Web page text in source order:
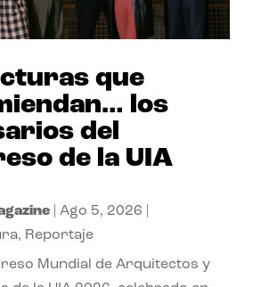
que
los
del
de la UIA
| Ago 5, 2026
, Reportaje
Mundial de Arquitectos y